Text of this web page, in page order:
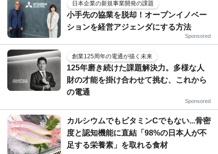
日本企業の新規事業開発の課題
小手先の協業を脱却！オープンイノベー
ションを経営アジェンダにする方法
Sponsored
創業125周年の電通が描く未来
125年磨き続けた課題解決力。多様な人
財の才能を掛け合わせて挑む、これから
の電通
Sponsored
カルシウムでもビタミンCでもない...骨密
度と認知機能に直結「98%の日本人が不
足する栄養素」を取れる食材